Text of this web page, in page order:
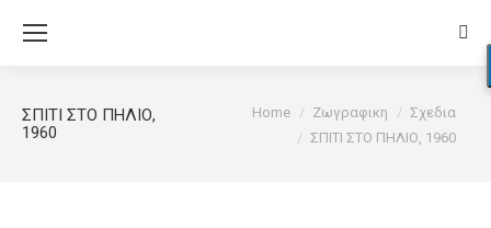
ΣΠΙΤΙ ΣΤΟ ΠΗΛΙΟ,
1960
You are here:Home Ζωγραφικη
Σχεδια
ΣΠΙΤΙ ΣΤΟ ΠΗΛΙΟ, 1960